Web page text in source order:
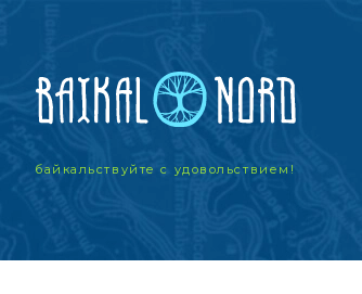
байкальствуйтес удовольствием!